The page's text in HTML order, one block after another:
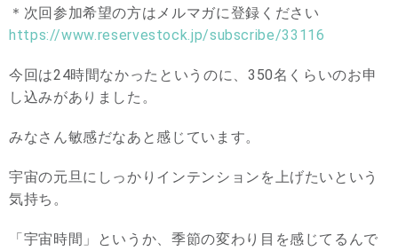
＊次回参加希望の方はメルマガに登録ください
https://www.reservestock.jp/subscribe/33116
今回は24時間なかったというのに、350名くらいのお申
し込みがありました。
みなさん敏感だなあと感じています。
宇宙の元旦にしっかりインテンションを上げたいという
気持ち。
「宇宙時間」というか、季節の変わり目を感じてるんで